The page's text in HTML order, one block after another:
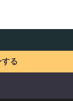
する